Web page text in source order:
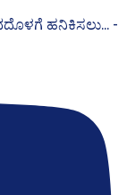
ಹನಿಕಿಸಲು... -